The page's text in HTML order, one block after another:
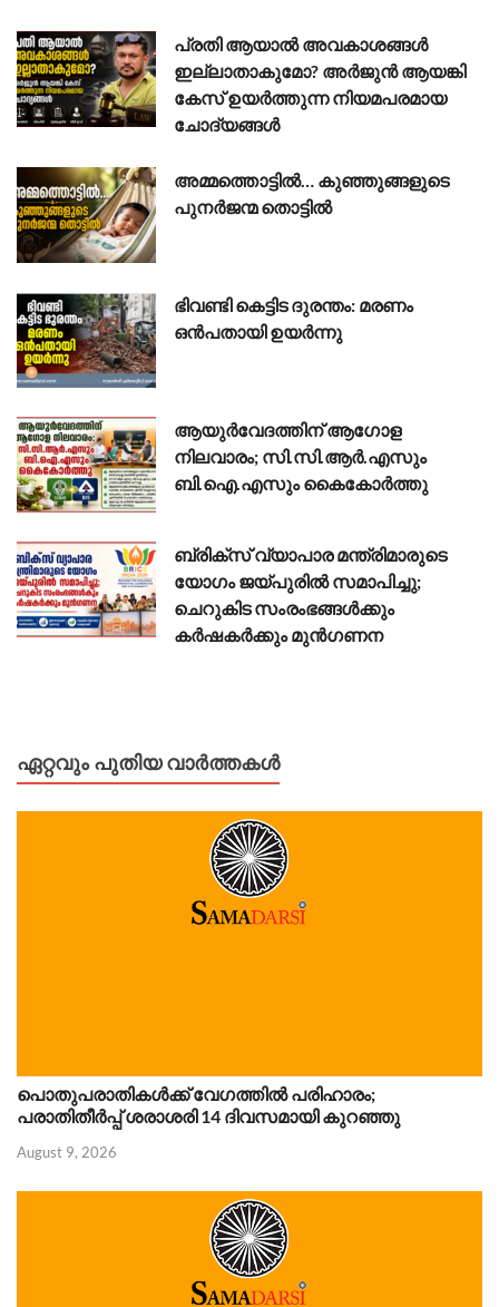
പ്രതി ആയാൽ അവകാശങ്ങൾ
ഇല്ലാതാകുമോ? അർജുൻ ആയങ്കി
കേസ് ഉയർത്തുന്ന നിയമപരമായ
ചോദ്യങ്ങൾ
അമ്മത്തൊട്ടിൽ… കുഞ്ഞുങ്ങളുടെ
പുനർജന്മ തൊട്ടിൽ
ഭിവണ്ടി കെട്ടിട ദുരന്തം: മരണം
ഒൻപതായി ഉയർന്നു
ആയുർവേദത്തിന് ആഗോള
നിലവാരം; സി.സി.ആർ.എസും
ബി.ഐ.എസും കൈകോർത്തു
ബ്രിക്സ് വ്യാപാര മന്ത്രിമാരുടെ
യോഗം ജയ്പുരിൽ സമാപിച്ചു;
ചെറുകിട സംരംഭങ്ങൾക്കും
കർഷകർക്കും മുൻഗണന
ഏറ്റവും പുതിയ വാർത്തകൾ
പൊതുപരാതികൾക്ക് വേഗത്തിൽ പരിഹാരം;
പരാതിതീർപ്പ് ശരാശരി 14 ദിവസമായി കുറഞ്ഞു
August 9, 2026